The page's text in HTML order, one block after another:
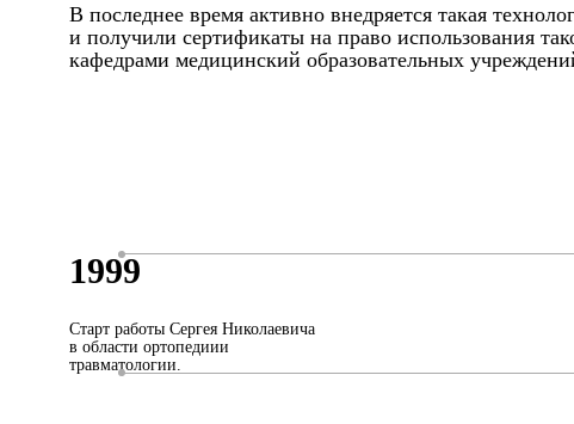
В последнее время активно внедряется такая
и получили сертификаты на право использования
кафедрами медицинский образовательных
1999
Старт работы Сергея Николаевича
в области ортопедиии
травматологии.